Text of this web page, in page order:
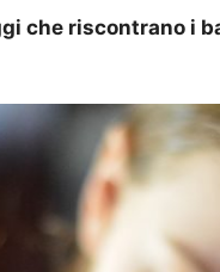
che riscontrano i